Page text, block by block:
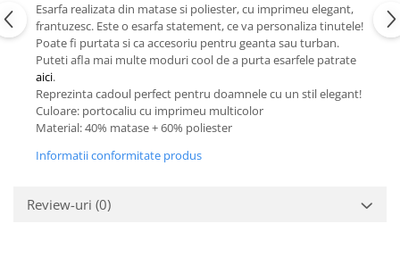
Esarfa realizata din matase si poliester, cu imprimeu elegant,
frantuzesc. Este o esarfa statement, ce va personaliza tinutele!
Poate fi purtata si ca accesoriu pentru geanta sau turban.
Puteti afla mai multe moduri cool de a purta esarfele patrate
aici.
Reprezinta cadoul perfect pentru doamnele cu un stil elegant!
Culoare: portocaliu cu imprimeu multicolor
Material: 40% matase + 60% poliester
Informatii conformitate produs
Review-uri (0)